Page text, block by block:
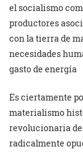
el socialismo
productores
con la tierra de
necesidades
gasto de energía
Es ciertamente
materialismo
revolucionaria de
radicalmente